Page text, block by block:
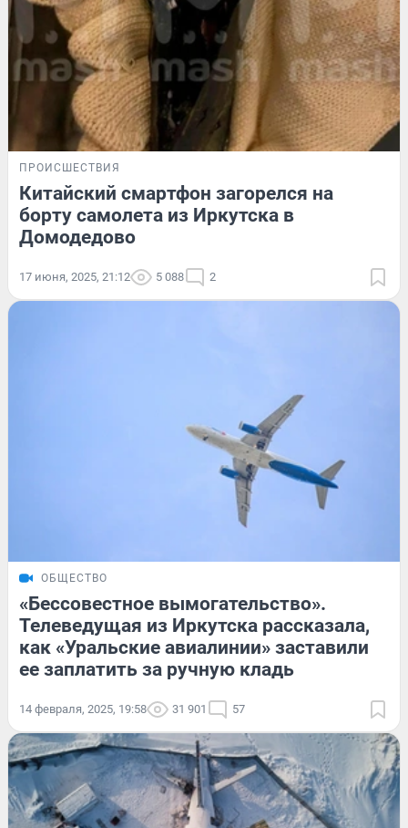
ПРОИСШЕСТВИЯ
Китайский смартфон загорелся на
борту самолета из Иркутска в
Домодедово
17 июня, 2025, 21:12 5 088 2
ОБЩЕСТВО
«Бессовестное вымогательство».
Телеведущая из Иркутска рассказала,
как «Уральские авиалинии» заставили
ее заплатить за ручную кладь
14 февраля, 2025, 19:58 31 901 57